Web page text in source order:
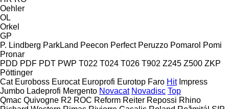
Oehler
OL
Orkel
GP
P. Lindberg ParkLand Peecon Perfect Peruzzo Pomarol Pomi
Pronar
PDD PDF PDT PWP T022 T024 T026 T902 Z245 Z500 ZKP
Pöttinger
Cat Euroboss Eurocat Europrofi Eurotop Faro Hit Impress
Jumbo Ladeprofi Mergento Novacat Novadisc Top
Qmac Quivogne R2 ROC Reform Reiter Repossi Rhino